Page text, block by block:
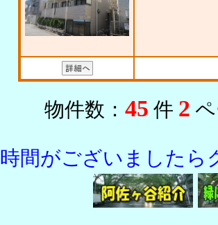
物件数： 45 件 2
時間がございましたら